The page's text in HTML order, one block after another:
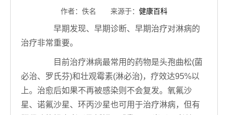
作者：佚名 来源于： 健康百科
早期发现、早期诊断、早期治疗对淋病的
治疗非常重要。
目前治疗淋病最常用的药物是头孢曲松(菌
必治、罗氏芬)和壮观霉素(淋必治)，疗效达95%以
上。治愈后如果不再被感染则不会复发。氧氟沙
星、诺氟沙星、环丙沙星也可用于治疗淋病，但有